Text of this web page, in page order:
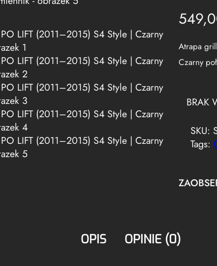
Atrapa
Czarny
BRAK
SKU:
Tags:
OPIS OPINIE (0)